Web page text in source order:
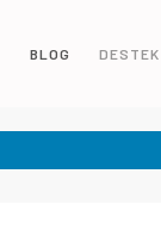
BLOG DESTEK